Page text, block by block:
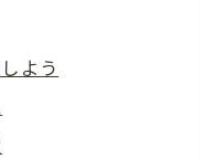
よう